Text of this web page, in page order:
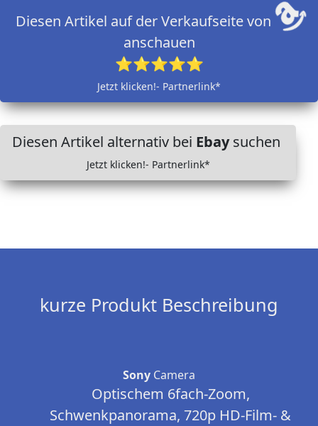
Diesen Artikel auf der Verkaufseite von
anschauen
⭐⭐⭐⭐⭐
Jetzt klicken!- Partnerlink*
Diesen Artikel alternativ bei Ebaysuchen
Jetzt klicken!- Partnerlink*
kurze Produkt Beschreibung
Sony Camera
Optischem 6fach-Zoom,
Schwenkpanorama, 720p HD-Film- &